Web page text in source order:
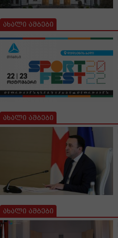
ახალი ამბები
ახალი ამბები
ახალი ამბები